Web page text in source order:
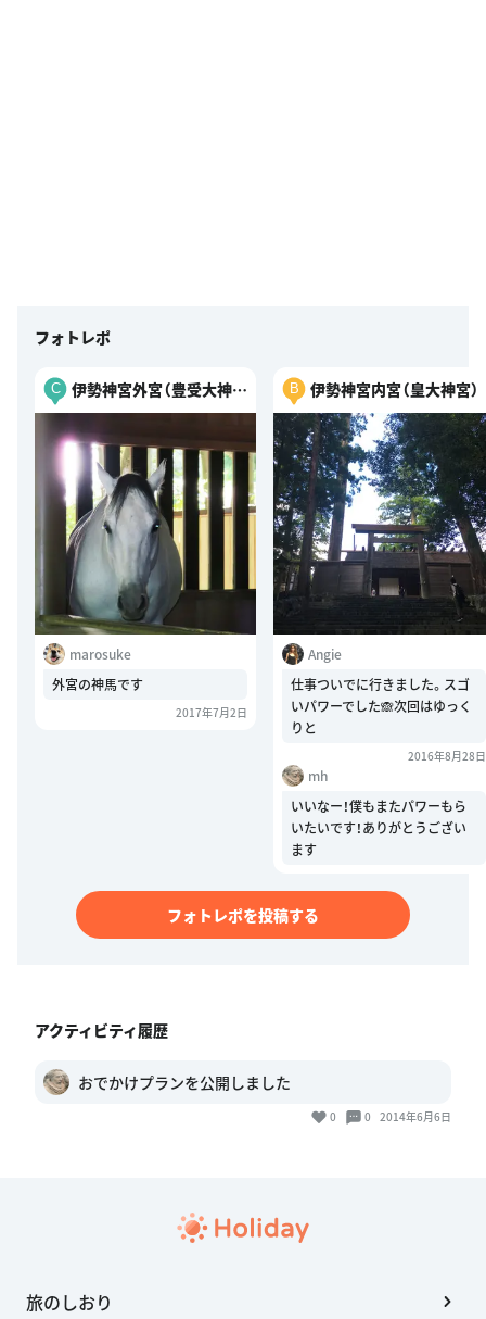
フォトレポ
C
伊勢神宮外宮（豊受大神
宮）
marosuke
外宮の神馬です
2017年7月2日
B 伊勢神宮内宮（皇大神宮）
Angie
仕事ついでに行きました。スゴ
いパワーでした🙈次回はゆっく
りと
2016年8月28日
mh
いいなー！僕もまたパワーもら
いたいです！ありがとうござい
ます
フォトレポを投稿する
アクティビティ履歴
おでかけプランを公開しました
0 0 2014年6月6日
旅のしおり